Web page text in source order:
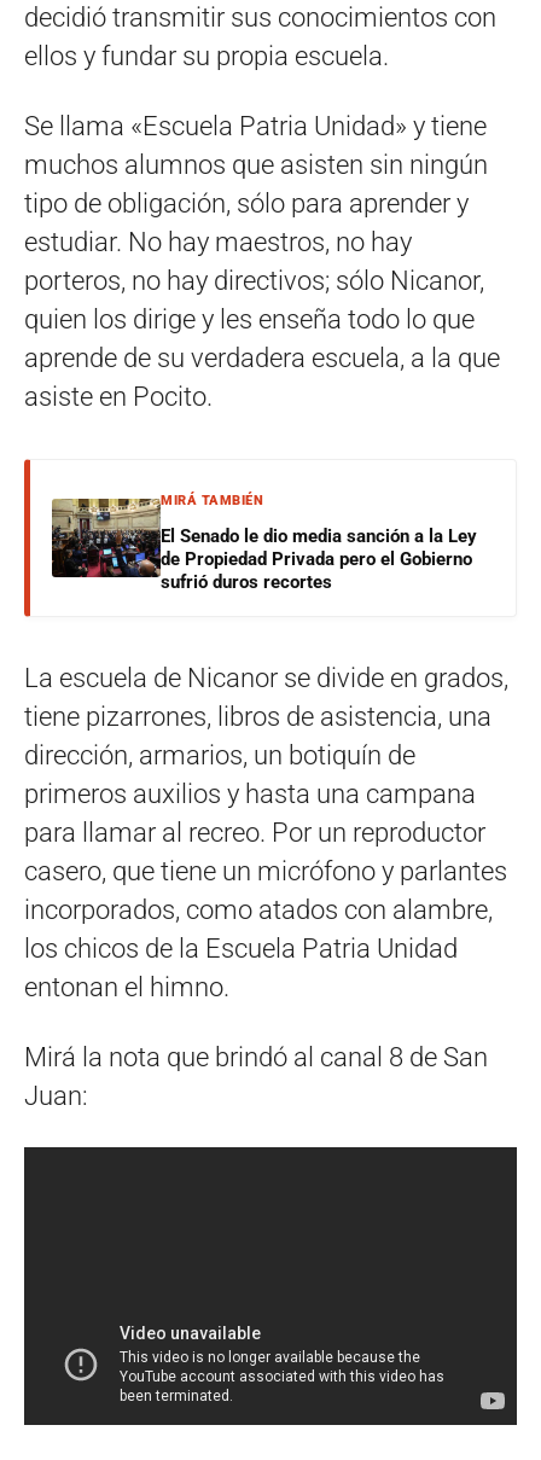
decidió transmitir sus conocimientos con
ellos y fundar su propia escuela.
Se llama «Escuela Patria Unidad» y tiene
muchos alumnos que asisten sin ningún
tipo de obligación, sólo para aprender y
estudiar. No hay maestros, no hay
porteros, no hay directivos; sólo Nicanor,
quien los dirige y les enseña todo lo que
aprende de su verdadera escuela, a la que
asiste en Pocito.
MIRÁ TAMBIÉN
El Senado le dio media sanción a la Ley
de Propiedad Privada pero el Gobierno
sufrió duros recortes
La escuela de Nicanor se divide en grados,
tiene pizarrones, libros de asistencia, una
dirección, armarios, un botiquín de
primeros auxilios y hasta una campana
para llamar al recreo. Por un reproductor
casero, que tiene un micrófono y parlantes
incorporados, como atados con alambre,
los chicos de la Escuela Patria Unidad
entonan el himno.
Mirá la nota que brindó al canal 8 de San
Juan: